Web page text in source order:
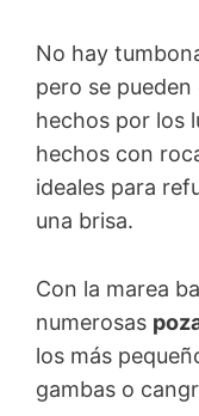
No hay
pero se
hechos por los
hechos con
ideales para
una brisa.
Con la marea
numerosas
los más
gambas o